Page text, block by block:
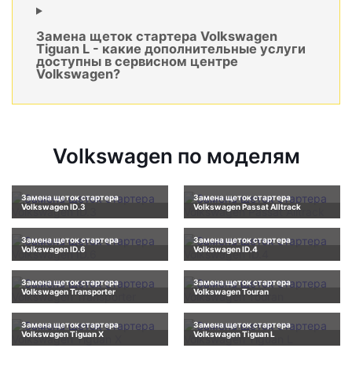
Замена щеток стартера Volkswagen
Tiguan L - какие дополнительные услуги
доступны в сервисном центре
Volkswagen?
Volkswagen по моделям
Замена щеток стартера
Volkswagen ID.3
Замена щеток стартера
Volkswagen Passat Alltrack
Замена щеток стартера
Volkswagen ID.6
Замена щеток стартера
Volkswagen ID.4
Замена щеток стартера
Volkswagen Transporter
Замена щеток стартера
Volkswagen Touran
Замена щеток стартера
Volkswagen Tiguan X
Замена щеток стартера
Volkswagen Tiguan L